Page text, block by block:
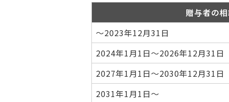
贈与者の
～2023年12月31日
2024年1月1日～2026年12月31日
2027年1月1日～2030年12月31日
2031年1月1日～